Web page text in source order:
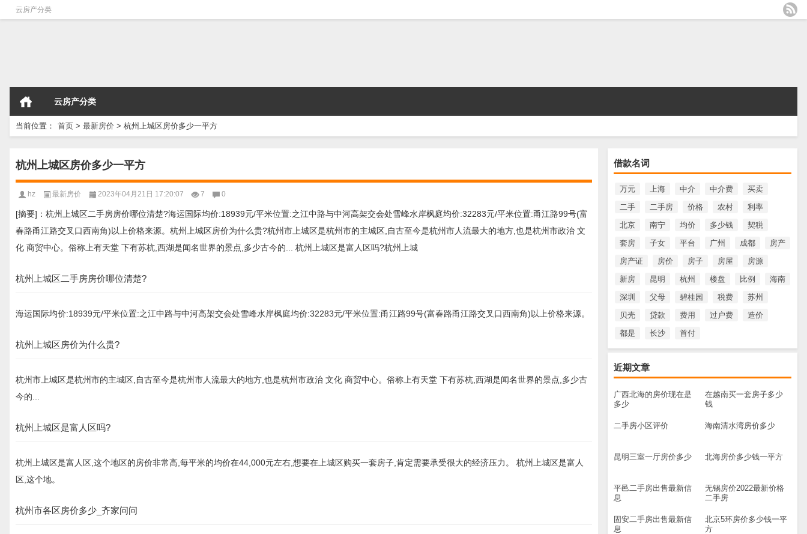
云房产分类
云房产分类
当前位置： 首页 > 最新房价 > 杭州上城区房价多少一平方
借款名词
万元 上海 中介 中介费
买卖
二手
二手房 价格 农村
利率
北京
南宁 均价 多少钱
契税
套房
子女 平台 广州 成都
房产
房产证
房价 房子 房屋
房源
新房
昆明 杭州 楼盘 比例
海南
深圳
父母 碧桂园 税费
苏州
贝壳
贷款 费用 过户费
造价
都是
长沙 首付
近期文章
广西北海的房价现在是
多少
在越南买一套房子多少
钱
二手房小区评价 海南清水湾房价多少
昆明三室一厅房价多少 北海房价多少钱一平方
平邑二手房出售最新信
息
无锡房价2022最新价格
二手房
固安二手房出售最新信
息
北京5环房价多少钱一平
方
杭州上城区房价多少一平方
hz 最新房价 2023年04月21日 17:20:07 7 0
[摘要]：杭州上城区二手房房价哪位清楚?海运国际均价:18939元/平米位置:之江中路与中河高架交会处雪峰水岸枫庭均价:32283元/平米位置:甬江路99号(富
春路甬江路交叉口西南角)以上价格来源。杭州上城区房价为什么贵?杭州市上城区是杭州市的主城区,自古至今是杭州市人流最大的地方,也是杭州市政治 文
化 商贸中心。俗称上有天堂 下有苏杭,西湖是闻名世界的景点,多少古今的... 杭州上城区是富人区吗?杭州上城
杭州上城区二手房房价哪位清楚?
海运国际均价:18939元/平米位置:之江中路与中河高架交会处雪峰水岸枫庭均价:32283元/平米位置:甬江路99号(富春路甬江路交叉口西南角)以上价格来源。
杭州上城区房价为什么贵?
杭州市上城区是杭州市的主城区,自古至今是杭州市人流最大的地方,也是杭州市政治 文化 商贸中心。俗称上有天堂 下有苏杭,西湖是闻名世界的景点,多少古
今的...
杭州上城区是富人区吗?
杭州上城区是富人区,这个地区的房价非常高,每平米的均价在44,000元左右,想要在上城区购买一套房子,肯定需要承受很大的经济压力。 杭州上城区是富人
区,这个地。
杭州市各区房价多少_齐家问问